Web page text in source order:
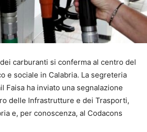
carburanti si conferma al centro del
e sociale in Calabria. La segreteria
Faisa ha inviato una segnalazione
delle Infrastrutture e dei Trasporti,
e, per conoscenza, al Codacons